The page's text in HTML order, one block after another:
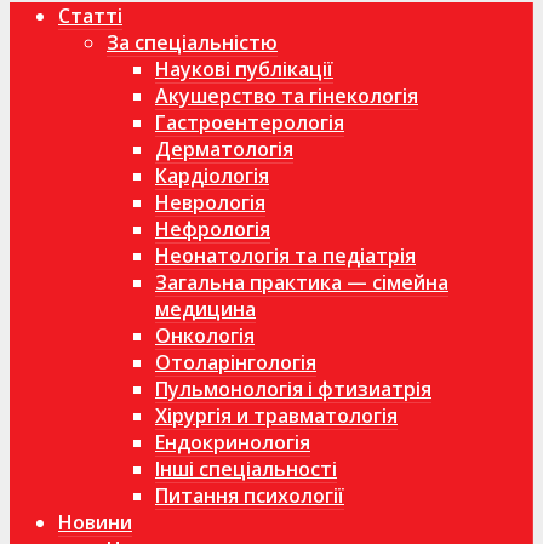
Статті
За спеціальністю
Наукові публікації
Акушерство та гінекологія
Гастроентерологія
Дерматологія
Кардіологія
Неврологія
Нефрологія
Неонатологія та педіатрія
Загальна практика — сімейна
медицина
Онкологія
Отоларінгологія
Пульмонологія і фтизиатрія
Хірургія и травматологія
Ендокринологія
Інші спеціальності
Питання психології
Новини